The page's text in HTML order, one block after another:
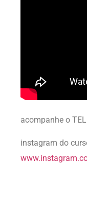
acompanhe o
instagram do